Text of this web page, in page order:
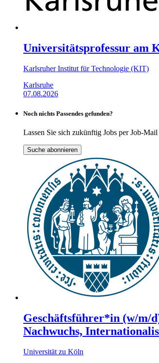
Universitätsprofessur am
Karlsruher Institut für Technologie (KIT)
Karlsruhe
07.08.2026
Noch nichts Passendes gefunden?
Lassen Sie sich zukünftig Jobs per Job-Mail
Suche abonnieren
Geschäftsführer*in (w/m/
Nachwuchs,
Universität zu Köln